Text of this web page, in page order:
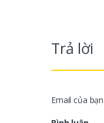
Trả lời
Email của